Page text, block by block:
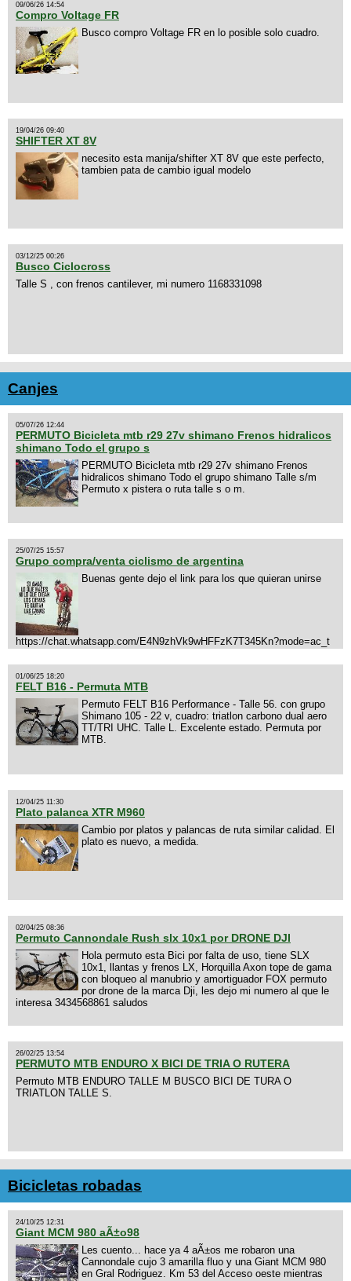
09/06/26 14:54
Compro Voltage FR
Busco compro Voltage FR en lo posible solo cuadro.
19/04/26 09:40
SHIFTER XT 8V
necesito esta manija/shifter XT 8V que este perfecto,
tambien pata de cambio igual modelo
03/12/25 00:26
Busco Ciclocross
Talle S , con frenos cantilever, mi numero 1168331098
Canjes
05/07/26 12:44
PERMUTO Bicicleta mtb r29 27v shimano Frenos hidralicos
shimano Todo el grupo s
PERMUTO Bicicleta mtb r29 27v shimano Frenos
hidralicos shimano Todo el grupo shimano Talle s/m
Permuto x pistera o ruta talle s o m.
25/07/25 15:57
Grupo compra/venta ciclismo de argentina
Buenas gente dejo el link para los que quieran unirse
https://chat.whatsapp.com/E4N9zhVk9wHFFzK7T345Kn?mode=ac_t
01/06/25 18:20
FELT B16 - Permuta MTB
Permuto FELT B16 Performance - Talle 56. con grupo
Shimano 105 - 22 v, cuadro: triatlon carbono dual aero
TT/TRI UHC. Talle L. Excelente estado. Permuta por
MTB.
12/04/25 11:30
Plato palanca XTR M960
Cambio por platos y palancas de ruta similar calidad. El
plato es nuevo, a medida.
02/04/25 08:36
Permuto Cannondale Rush slx 10x1 por DRONE DJI
Hola permuto esta Bici por falta de uso, tiene SLX
10x1, llantas y frenos LX, Horquilla Axon tope de gama
con bloqueo al manubrio y amortiguador FOX permuto
por drone de la marca Dji, les dejo mi numero al que le
interesa 3434568861 saludos
26/02/25 13:54
PERMUTO MTB ENDURO X BICI DE TRIA O RUTERA
Permuto MTB ENDURO TALLE M BUSCO BICI DE TURA O
TRIATLON TALLE S.
Bicicletas robadas
24/10/25 12:31
Giant MCM 980 aÃ±o98
Les cuento... hace ya 4 aÃ±os me robaron una
Cannondale cujo 3 amarilla fluo y una Giant MCM 980
en Gral Rodriguez. Km 53 del Acceso oeste mientras